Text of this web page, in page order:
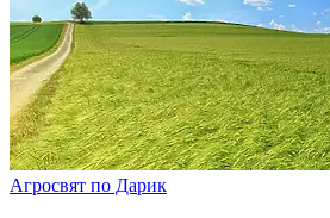
Агросвят по Дарик